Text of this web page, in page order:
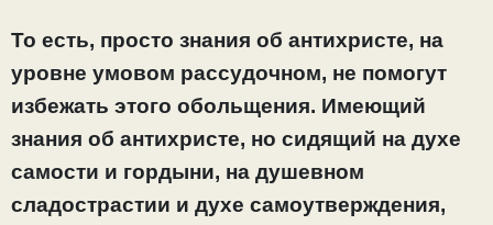
То есть, просто знания об антихристе, на
уровне умовом рассудочном, не помогут
избежать этого обольщения. Имеющий
знания об антихристе, но сидящий на духе
самости и гордыни, на душевном
сладострастии и духе самоутверждения,